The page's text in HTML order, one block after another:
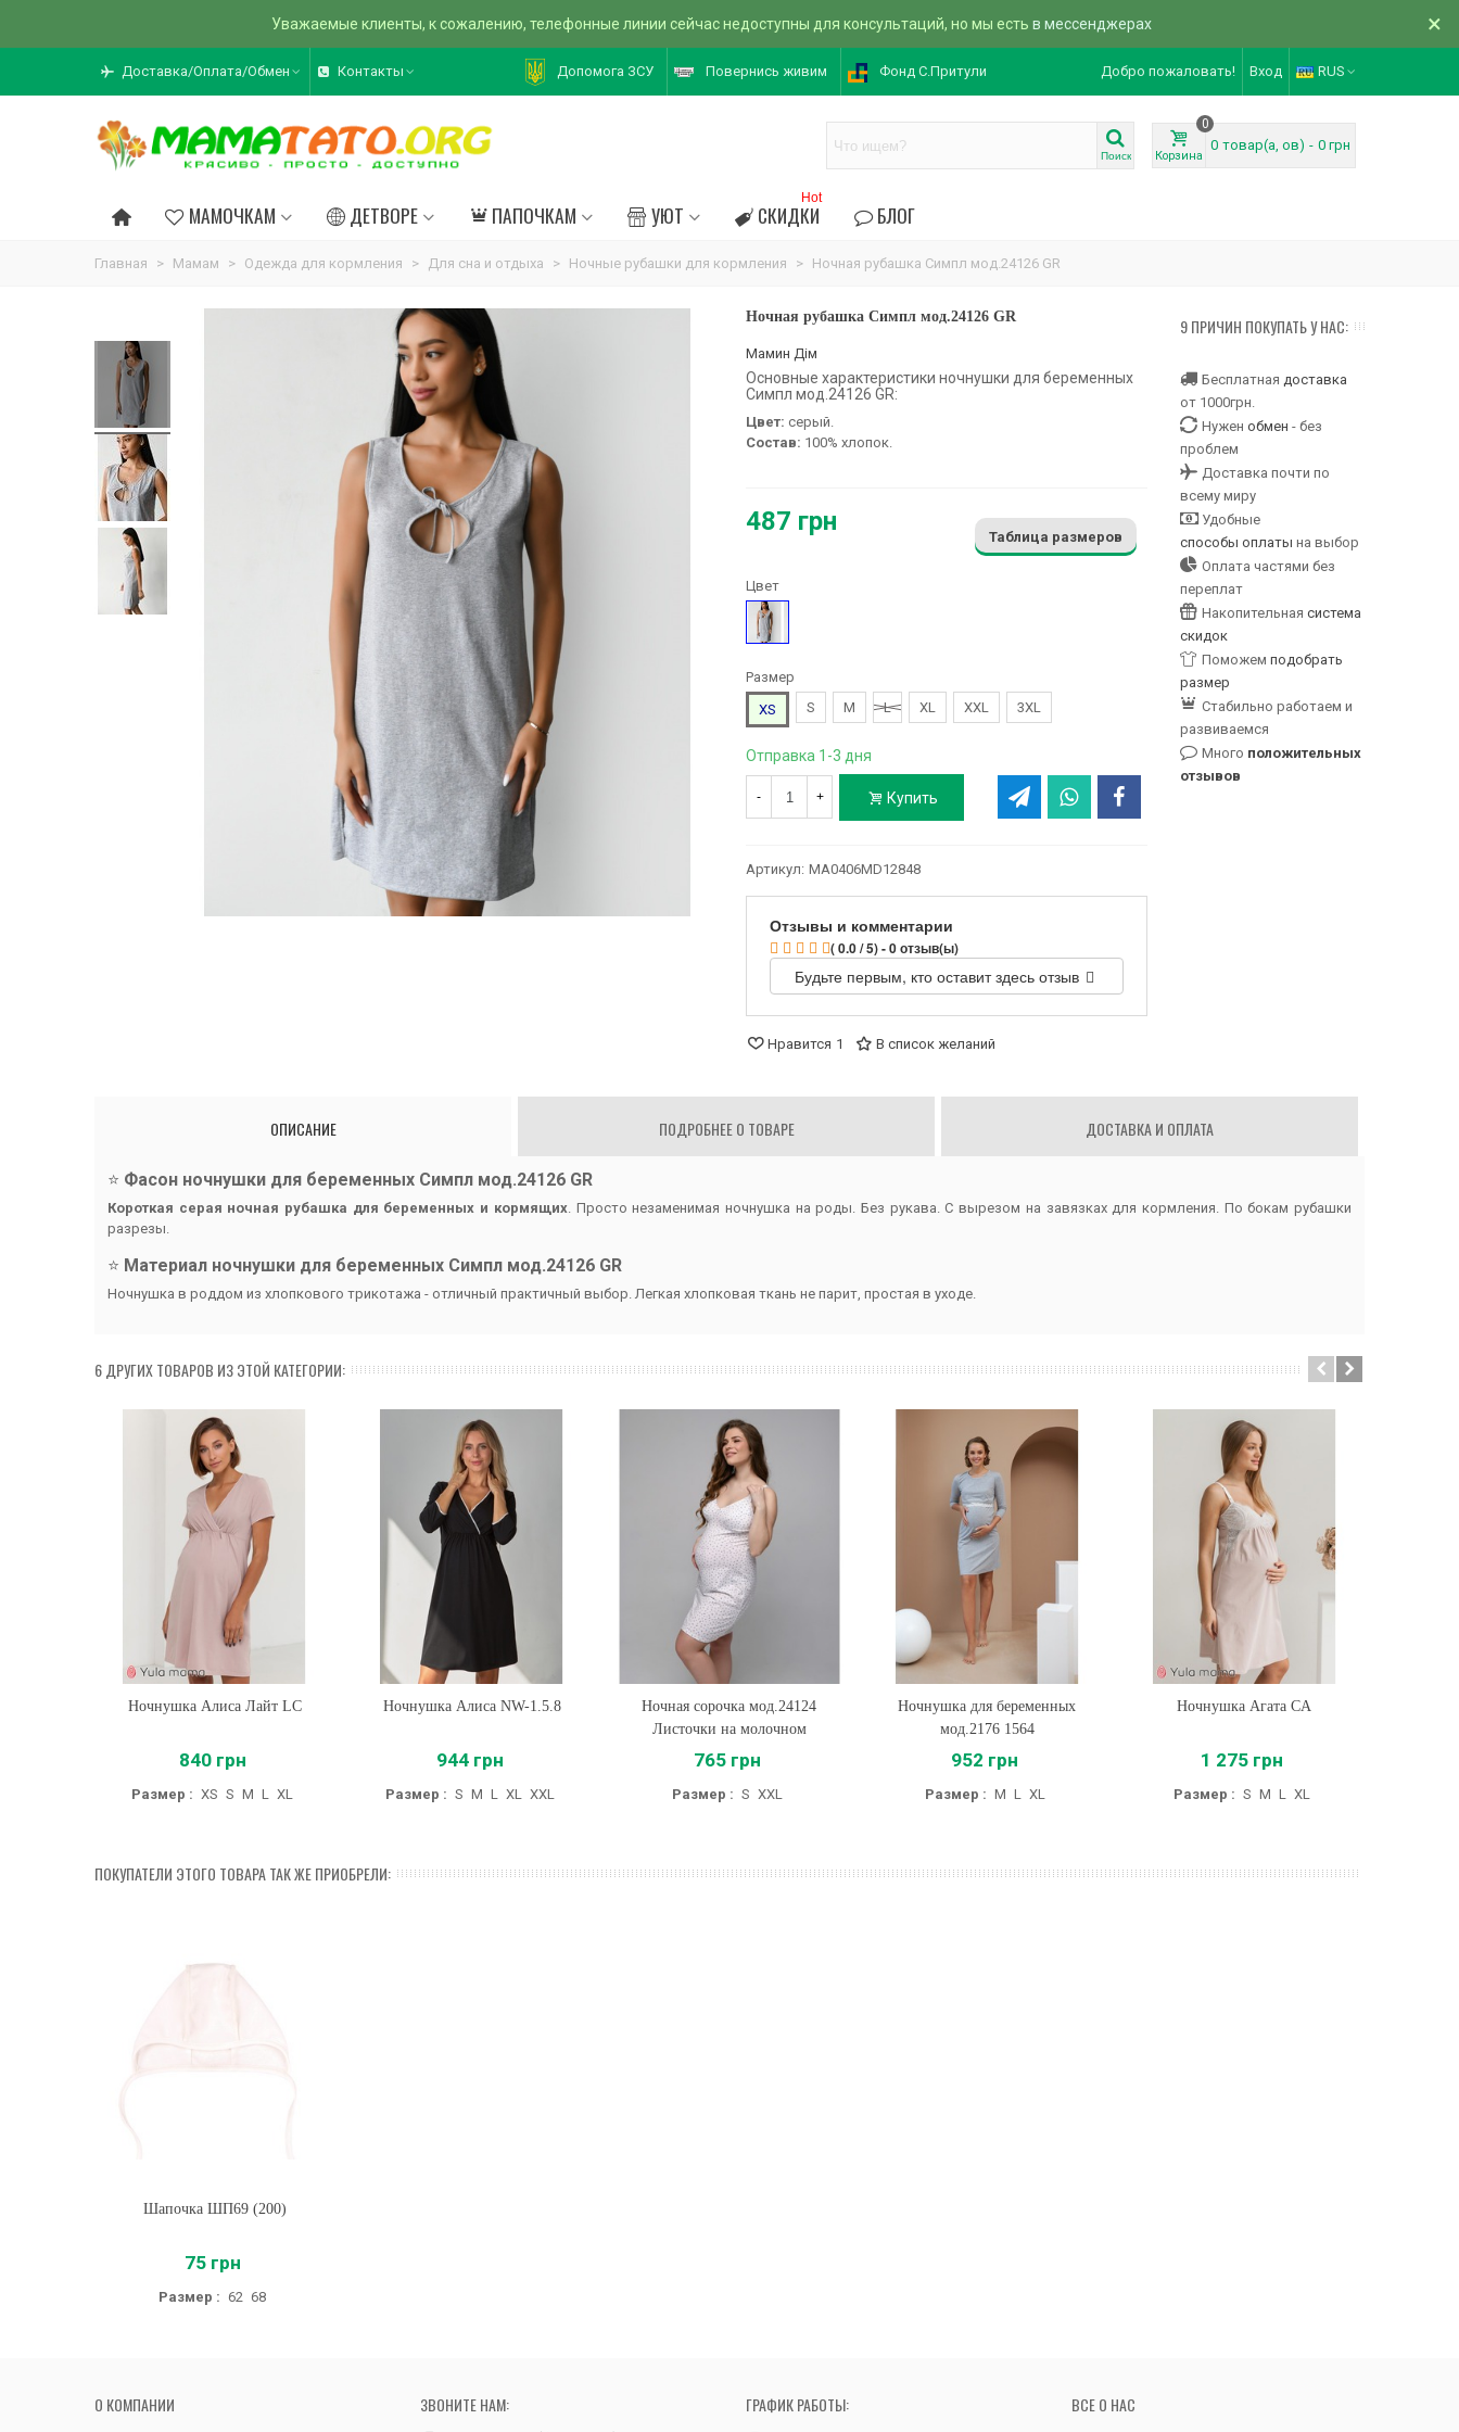
Уважаемые клиенты, к сожалению, телефонные линии сейчас недоступны для консультаций, но мы есть в мессенджерах ×
Доставка/Оплата/Обмен Контакты Допомога ЗСУ Повернись живим Фонд С.Притули Добро пожаловать! Вход RUS
Поиск Корзина
0
0 товар(а, ов) - 0 грн
МАМОЧКАМ ДЕТВОРЕ ПАПОЧКАМ УЮТ СКИДКИ
Hot
БЛОГ
Главная > Мамам > Одежда для кормления > Для сна и отдыха > Ночные рубашки для кормления > Ночная рубашка Симпл мод.24126 GR
Ночная рубашка Симпл мод.24126 GR
Мамин Дім
Основные характеристики ночнушки для беременных
Симпл мод.24126 GR:
Цвет: серый.
Состав: 100% хлопок.
487 грн
Таблица размеров
Цвет
Серый
Размер
XS
S M L XL XXL 3XL
Отправка 1-3 дня
- + Купить
Артикул: MA0406MD12848
Отзывы и комментарии
( 0.0 / 5) - 0 отзыв(ы)
Будьте первым, кто оставит здесь отзыв
Нравится 1 В список желаний
9 ПРИЧИН ПОКУПАТЬ У НАС:
Бесплатная доставка
от 1000грн.
Нужен обмен - без
проблем
Доставка почти по
всему миру
Удобные
способы оплаты на выбор
Оплата частями без
переплат
Накопительная система
скидок
Поможем подобрать
размер
Стабильно работаем и
развиваемся
Много положительных
отзывов
ОПИСАНИЕ ПОДРОБНЕЕ О ТОВАРЕ ДОСТАВКА И ОПЛАТА
⭐️ Фасон ночнушки для беременных Симпл мод.24126 GR
Короткая серая ночная рубашка для беременных и кормящих. Просто незаменимая ночнушка на роды. Без рукава. С вырезом на завязках для кормления. По бокам рубашки
разрезы.
⭐️ Материал ночнушки для беременных Симпл мод.24126 GR
Ночнушка в роддом из хлопкового трикотажа - отличный практичный выбор. Легкая хлопковая ткань не парит, простая в уходе.
6 ДРУГИХ ТОВАРОВ ИЗ ЭТОЙ КАТЕГОРИИ:
Купить
Ночнушка Алиса Лайт LC
840 грн
Размер : XS S M L XL
Купить
Ночнушка Алиса NW-1.5.8
944 грн
Размер : S M L XL XXL
Купить
Ночная сорочка мод.24124
Листочки на молочном
765 грн
Размер : S XXL
Купить
Ночнушка для беременных
мод.2176 1564
952 грн
Размер : M L XL
Купить
Ночнушка Агата CA
1 275 грн
Размер : S M L XL
ПОКУПАТЕЛИ ЭТОГО ТОВАРА ТАК ЖЕ ПРИОБРЕЛИ:
Купить
Шапочка ШП69 (200)
75 грн
Размер : 62 68
О КОМПАНИИ ЗВОНИТЕ НАМ: ГРАФИК РАБОТЫ: ВСЕ О НАС